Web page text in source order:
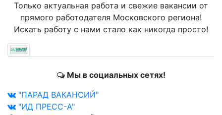
Только актуальная работа и свежие вакансии от
прямого работодателя Московского региона!
Искать работу с нами стало как никогда просто!
Мы в социальных сетях!
"ПАРАД ВАКАНСИЙ"
"ИД ПРЕСС-А"